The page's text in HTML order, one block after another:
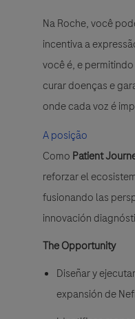
Na Roche, você
incentiva a
você é, e
curar doenças e
onde cada voz é
A posição
Como Patient
reforzar el
fusionando las
innovación
The Opportunity
Diseñar y
expansión de